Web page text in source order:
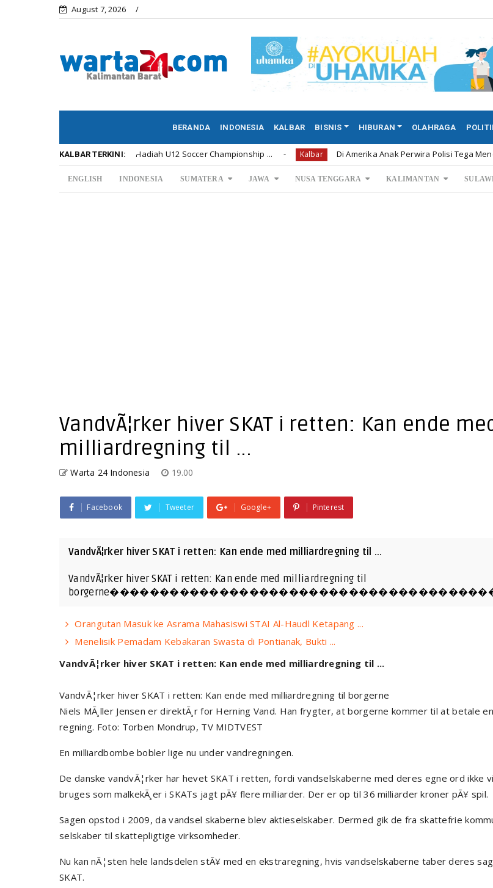
August 7, 2026
BERANDA INDONESIA KALBAR BISNIS HIBURAN OLAHRAGA
KALBAR TERKINI:
Meriahnya Penyerahan Hadiah U12 Soccer Championship ... Kalbar Di Amerika Anak Perwira Polisi Tega Menembak
ENGLISH INDONESIA SUMATERA JAWA NUSA TENGGARA KALIMANTAN
VandvÃ¦rker hiver SKAT i retten: Kan ende
milliardregning til ...
Warta 24 Indonesia 19.00
Facebook Tweeter Google+ Pinterest
VandvÃ¦rker hiver SKAT i retten: Kan ende med milliardregning til ...
VandvÃ¦rker hiver SKAT i retten: Kan ende med milliardregning til
Orangutan Masuk ke Asrama Mahasiswi STAI Al-Haudl Ketapang ...
Menelisik Pemadam Kebakaran Swasta di Pontianak, Bukti ...
VandvÃ¦rker hiver SKAT i retten: Kan ende med milliardregning til ...
VandvÃ¦rker hiver SKAT i retten: Kan ende med milliardregning til borgerne
Niels MÃ¸ller Jensen er direktÃ¸r for Herning Vand. Han frygter, at borgerne kommer til at betale en
regning. Foto: Torben Mondrup, TV MIDTVEST
En milliardbombe bobler lige nu under vandregningen.
De danske vandvÃ¦rker har hevet SKAT i retten, fordi vandselskaberne med deres egne ord ikke
bruges som malkekÃ¸er i SKATs jagt pÃ¥ flere milliarder. Der er op til 36 milliarder kroner pÃ¥ spil.
Sagen opstod i 2009, da vandsel skaberne blev aktieselskaber. Dermed gik de fra skattefrie
selskaber til skattepligtige virksomheder.
Nu kan nÃ¦sten hele landsdelen stÃ¥ med en ekstraregning, hvis vandselskaberne taber deres
SKAT.